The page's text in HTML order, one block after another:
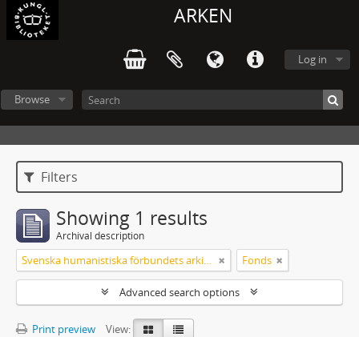
ARKEN
Log in
Browse
Filters
Showing 1 results
Archival description
Svenska humanistiska förbundets arkiv: handlingar 2003-2012 Fonds
Advanced search options
Print preview
View: